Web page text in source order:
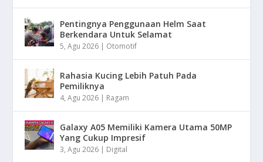
Pentingnya Penggunaan Helm Saat
Berkendara Untuk Selamat
5, Agu 2026 | Otomotif
Rahasia Kucing Lebih Patuh Pada
Pemiliknya
4, Agu 2026 | Ragam
Galaxy A05 Memiliki Kamera Utama 50MP
Yang Cukup Impresif
3, Agu 2026 | Digital